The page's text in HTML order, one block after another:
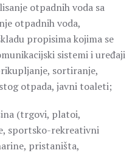
otpadnih voda sa
otpadnih voda,
propisima kojima se
sistemi i uređaji
sortiranje,
otpada, javni toaleti;
(trgovi, platoi,
sportsko-rekreativni
pristaništa,